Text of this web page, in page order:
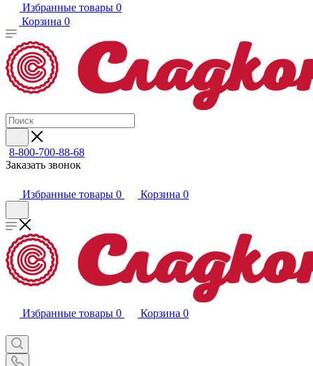
Избранные товары 0
Корзина 0
8-800-700-88-68
Заказать звонок
Избранные товары 0 Корзина 0
Избранные товары 0 Корзина 0